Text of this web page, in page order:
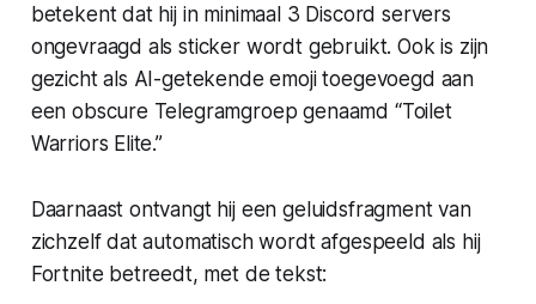
betekent dat hij in minimaal 3 Discord servers
ongevraagd als sticker wordt gebruikt. Ook is zijn
gezicht als AI-getekende emoji toegevoegd aan
een obscure Telegramgroep genaamd “Toilet
Warriors Elite.”
Daarnaast ontvangt hij een geluidsfragment van
zichzelf dat automatisch wordt afgespeeld als hij
Fortnite betreedt, met de tekst: